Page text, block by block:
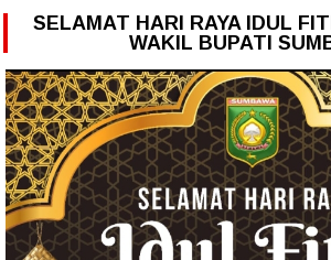
SELAMAT HARI RAYA IDUL
WAKIL BUPATI